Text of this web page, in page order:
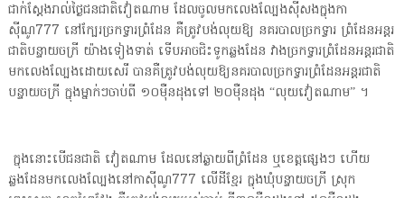
ជាក់ស្ដែងរាល់ថ្ងៃជនជាតិវៀតណាម ដែលចូលមកលេងល្បែងស៊ីសងក្នុងកា
ស៊ីណូ777 នៅក្បែរច្រកទ្វារព្រំដែន គឺត្រូវបង់លុយឱ្យ នគរបាលច្រកទ្វារ ព្រំដែនអន្តរ
ជាតិបន្ទាយចក្រី យ៉ាងទៀងទាត់ ទើបអាចជិះទូកឆ្លងដែន វាងច្រកទ្វារព្រំដែនអន្តរជាតិ
មកលេងល្បែងដោយសេរី បានគឺត្រូវបង់លុយឱ្យនគរបាលច្រកទ្វារព្រំដែនអន្តរជាតិ
បន្ទាយចក្រី ក្នុងម្នាក់ៗចាប់ពី ១០ម៉ឺនដុងទៅ ២០ម៉ឺនដុង “លុយវៀតណាម” ។
ក្នុងនោះបើជនជាតិ វៀតណាម ដែលនៅឆ្ងាយពីព្រំដែន ឬខេត្តផ្សេងៗ ហើយ
ឆ្លងដែនមកលេងល្បែងនៅកាស៊ីណូ777 លើដីខ្មែរ ក្នុងឃុំបន្ទាយចក្រី ស្រុក